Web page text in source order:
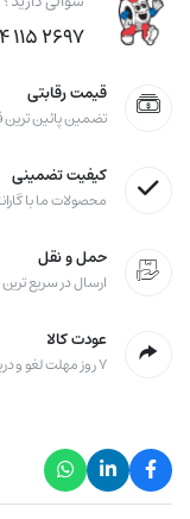
۲۶۹۷ ۱۱۵ ۰۹۱۴ (۹۸+)
قیمت رقابتی
تضمین پائین ترین
کیفیت تضمینی
محصولات ما با
حمل و نقل
ارسال در سریع
عودت کالا
۷ روز مهلت لغو و دریافت وجه پرداختی